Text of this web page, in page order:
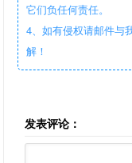
它们负任何责任。
4、如有侵权请邮件与
解！
发表评论：